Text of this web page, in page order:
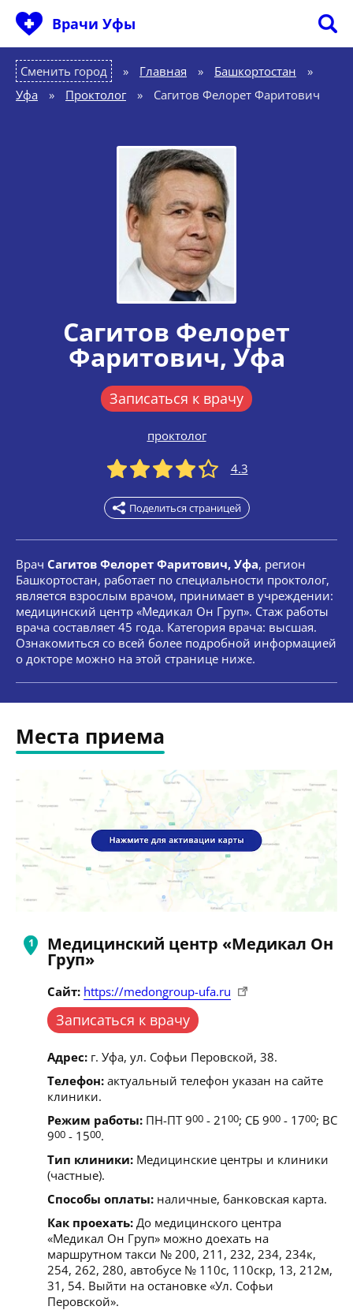
Врачи Уфы
Сменить город Главная » Башкортостан
»
Уфа
» Проктолог » Сагитов Фелорет Фаритович
Сагитов Фелорет
Фаритович, Уфа
Записаться к врачу
проктолог
4.3
Поделиться страницей
Врач Сагитов Фелорет Фаритович, Уфа, регион
Башкортостан, работает по специальности проктолог,
является взрослым врачом, принимает в учреждении:
медицинский центр «Медикал Он Груп». Стаж работы
врача составляет 45 года. Категория врача: высшая.
Ознакомиться со всей более подробной информацией
о докторе можно на этой странице ниже.
Места приема
Медицинский центр «Медикал Он
Груп»
Сайт: https://medongroup-ufa.ru
Записаться к врачу
Адрес: г. Уфа, ул. Софьи Перовской, 38.
Телефон: актуальный телефон указан на сайте
клиники.
Режим работы: ПН-ПТ 900 - 2100; СБ 900 - 1700; ВС
900 - 1500.
Тип клиники: Медицинские центры и клиники
(частные).
Способы оплаты: наличные, банковская карта.
Как проехать: До медицинского центра
«Медикал Он Груп» можно доехать на
маршрутном такси № 200, 211, 232, 234, 234к,
254, 262, 280, автобусе № 110c, 110cкр, 13, 212м,
31, 54. Выйти на остановке «Ул. Софьи
Перовской».